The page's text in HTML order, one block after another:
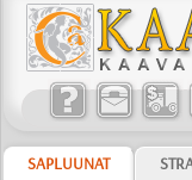
SAPLUUNAT